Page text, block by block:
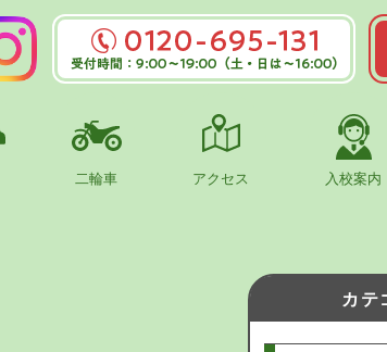
0120-695-131
受付時間：9:00～19:00（土・
日は～16:00）
campaign割引特典
普通車料金プラン
二輪車
二輪料金プラン
アクセス 入校案内
カテ